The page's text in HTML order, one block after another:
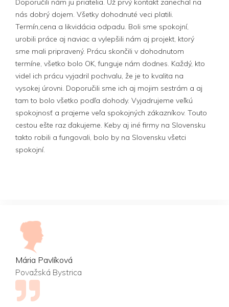
Doporučili nám ju priatelia. Už prvý kontakt zanechal na
nás dobrý dojem. Všetky dohodnuté veci platili.
Termín,cena a likvidácia odpadu. Boli sme spokojní,
urobili práce aj naviac a vylepšili nám aj projekt, ktorý
sme mali pripravený. Prácu skončili v dohodnutom
termíne, všetko bolo OK, funguje nám dodnes. Každý, kto
videl ich prácu vyjadril pochvalu, že je to kvalita na
vysokej úrovni. Doporučili sme ich aj mojim sestrám a aj
tam to bolo všetko podľa dohody. Vyjadrujeme veľkú
spokojnosť a prajeme veľa spokojných zákazníkov. Touto
cestou ešte raz ďakujeme. Keby aj iné firmy na Slovensku
takto robili a fungovali, bolo by na Slovensku všetci
spokojní.
Mária Pavlíková
Považská Bystrica